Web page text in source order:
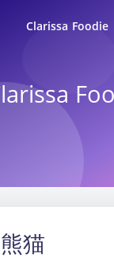
Clarissa Foodie
熊猫